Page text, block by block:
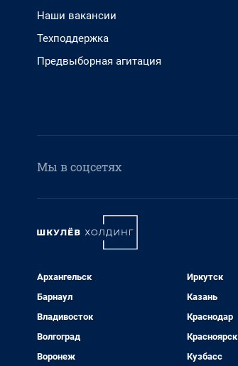
Наши вакансии
Техподдержка
Предвыборная агитация
Мы в соцсетях
Архангельск
Барнаул
Владивосток
Волгоград
Воронеж
Иркутск
Казань
Краснодар
Красноярск
Кузбасс